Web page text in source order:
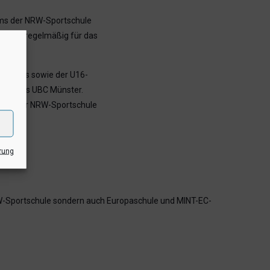
der NRW-Sportschule
sich regelmäßig für das
sowie der U16-
UBC Münster.
in der NRW-Sportschule
sondern auch Europaschule und MINT-EC-